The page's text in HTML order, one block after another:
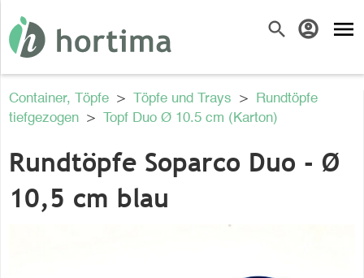
search account_circle menu
Container, Töpfe > Töpfe und Trays >
Rundtöpfe
tiefgezogen > Topf Duo Ø 10.5 cm (Karton)
Rundtöpfe Soparco Duo - Ø
10,5 cm blau